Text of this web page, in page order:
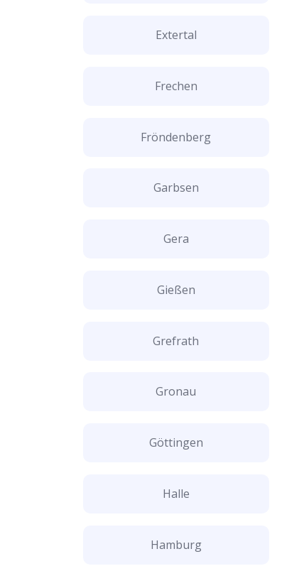
Extertal
Frechen
Fröndenberg
Garbsen
Gera
Gießen
Grefrath
Gronau
Göttingen
Halle
Hamburg